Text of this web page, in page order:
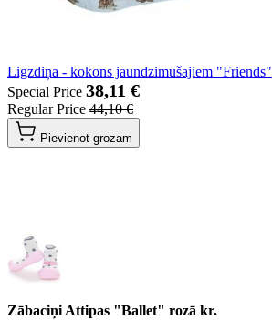
Ligzdiņa - kokons jaundzimušajiem "Friends"
Special Price 38,11 €
Regular Price 44,10 €
Pievienot grozam
Zābaciņi Attipas "Ballet" rozā kr.